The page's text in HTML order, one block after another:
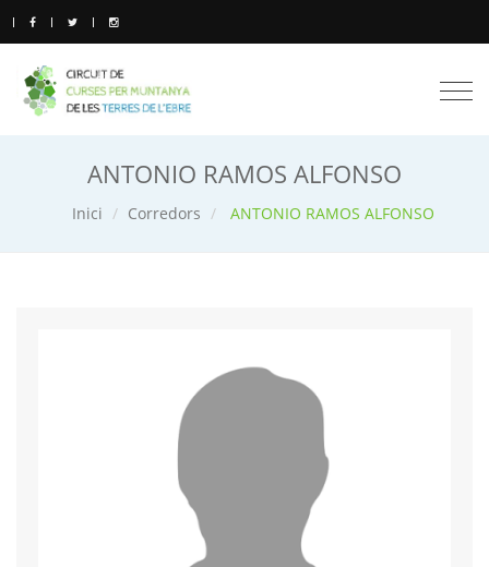
ANTONIO RAMOS ALFONSO
Inici Corredors ANTONIO RAMOS ALFONSO